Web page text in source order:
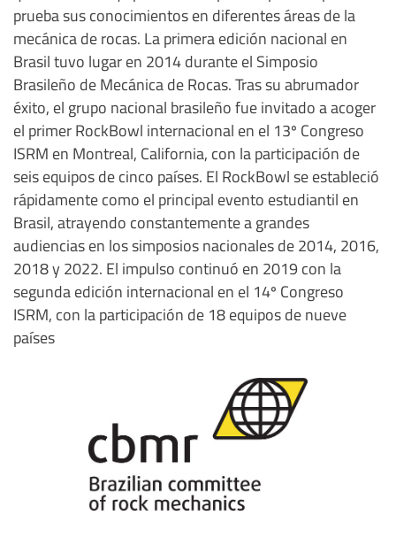
prueba sus conocimientos en diferentes áreas de la
mecánica de rocas. La primera edición nacional en
Brasil tuvo lugar en 2014 durante el Simposio
Brasileño de Mecánica de Rocas. Tras su abrumador
éxito, el grupo nacional brasileño fue invitado a acoger
el primer RockBowl internacional en el 13º Congreso
ISRM en Montreal, California, con la participación de
seis equipos de cinco países. El RockBowl se estableció
rápidamente como el principal evento estudiantil en
Brasil, atrayendo constantemente a grandes
audiencias en los simposios nacionales de 2014, 2016,
2018 y 2022. El impulso continuó en 2019 con la
segunda edición internacional en el 14º Congreso
ISRM, con la participación de 18 equipos de nueve
países